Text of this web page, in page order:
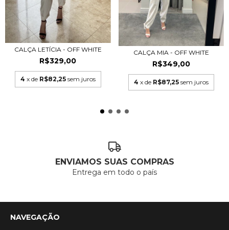
CALÇA LETÍCIA - OFF WHITE
R$329,00
4 x de R$82,25 sem juros
CALÇA MIA - OFF WHITE
R$349,00
4 x de R$87,25 sem juros
ENVIAMOS SUAS COMPRAS
Entrega em todo o país
NAVEGAÇÃO